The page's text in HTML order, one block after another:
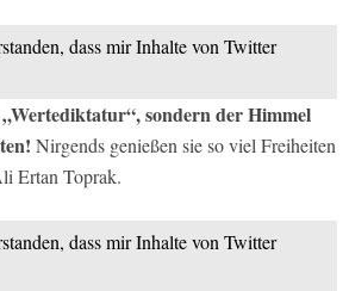
dass mir Inhalte von Twitter
sondern der Himmel
Nirgends genießen sie so viel Freiheiten
Ertan Toprak.
dass mir Inhalte von Twitter